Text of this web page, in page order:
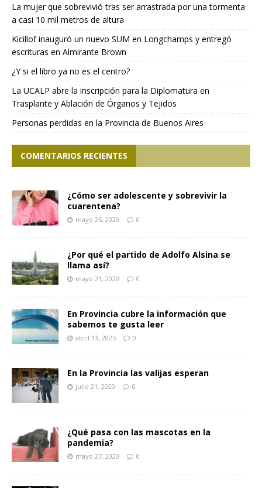
La mujer que sobrevivió tras ser arrastrada por una tormenta
a casi 10 mil metros de altura
Kicillof inauguró un nuevo SUM en Longchamps y entregó
escrituras en Almirante Brown
¿Y si el libro ya no es el centro?
La UCALP abre la inscripción para la Diplomatura en
Trasplante y Ablación de Órganos y Tejidos
Personas perdidas en la Provincia de Buenos Aires
COMENTARIOS RECIENTES
¿Cómo ser adolescente y sobrevivir la
cuarentena?
mayo 25, 2020 0
¿Por qué el partido de Adolfo Alsina se
llama así?
mayo 21, 2020 0
En Provincia cubre la información que
sabemos te gusta leer
abril 13, 2025 0
En la Provincia las valijas esperan
julio 21, 2020 0
¿Qué pasa con las mascotas en la
pandemia?
mayo 27, 2020 0